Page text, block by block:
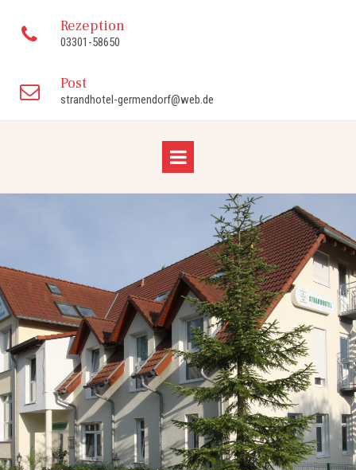
 Rezeption
03301-58650
 Post
strandhotel-germendorf@web.de